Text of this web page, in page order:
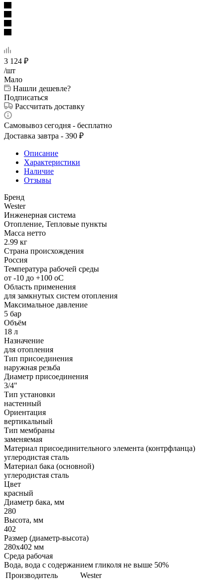
3 124 ₽
/шт
Мало
Нашли дешевле?
Подписаться
Рассчитать доставку
Самовывоз сегодня - бесплатно
Доставка завтра - 390 ₽
Описание
Характеристики
Наличие
Отзывы
Бренд
Wester
Инженерная система
Отопление, Тепловые пункты
Масса нетто
2.99 кг
Страна происхождения
Россия
Температура рабочей среды
от -10 до +100 oC
Область применения
для замкнутых систем отопления
Максимальное давление
5 бар
Объём
18 л
Назначение
для отопления
Тип присоединения
наружная резьба
Диаметр присоединения
3/4"
Тип установки
настенный
Ориентация
вертикальный
Тип мембраны
заменяемая
Материал присоединительного элемента (контрфланца)
углеродистая сталь
Материал бака (основной)
углеродистая сталь
Цвет
красный
Диаметр бака, мм
280
Высота, мм
402
Размер (диаметр-высота)
280х402 мм
Среда рабочая
Вода, вода с содержанием гликоля не выше 50%
Производитель
Wester